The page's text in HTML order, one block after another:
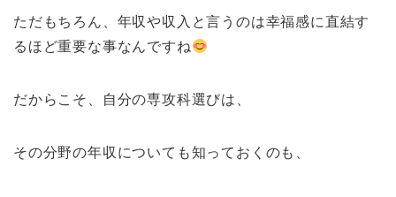
ただもちろん、年収や収入と言うのは幸福感に直結す
るほど重要な事なんですね
だからこそ、自分の専攻科選びは、
その分野の年収についても知っておくのも、